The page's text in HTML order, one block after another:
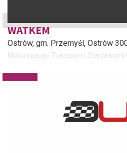
WATKEM
Ostrów, gm. Przemyśl, Ostrów
Motoryzacja i Transport Stacja